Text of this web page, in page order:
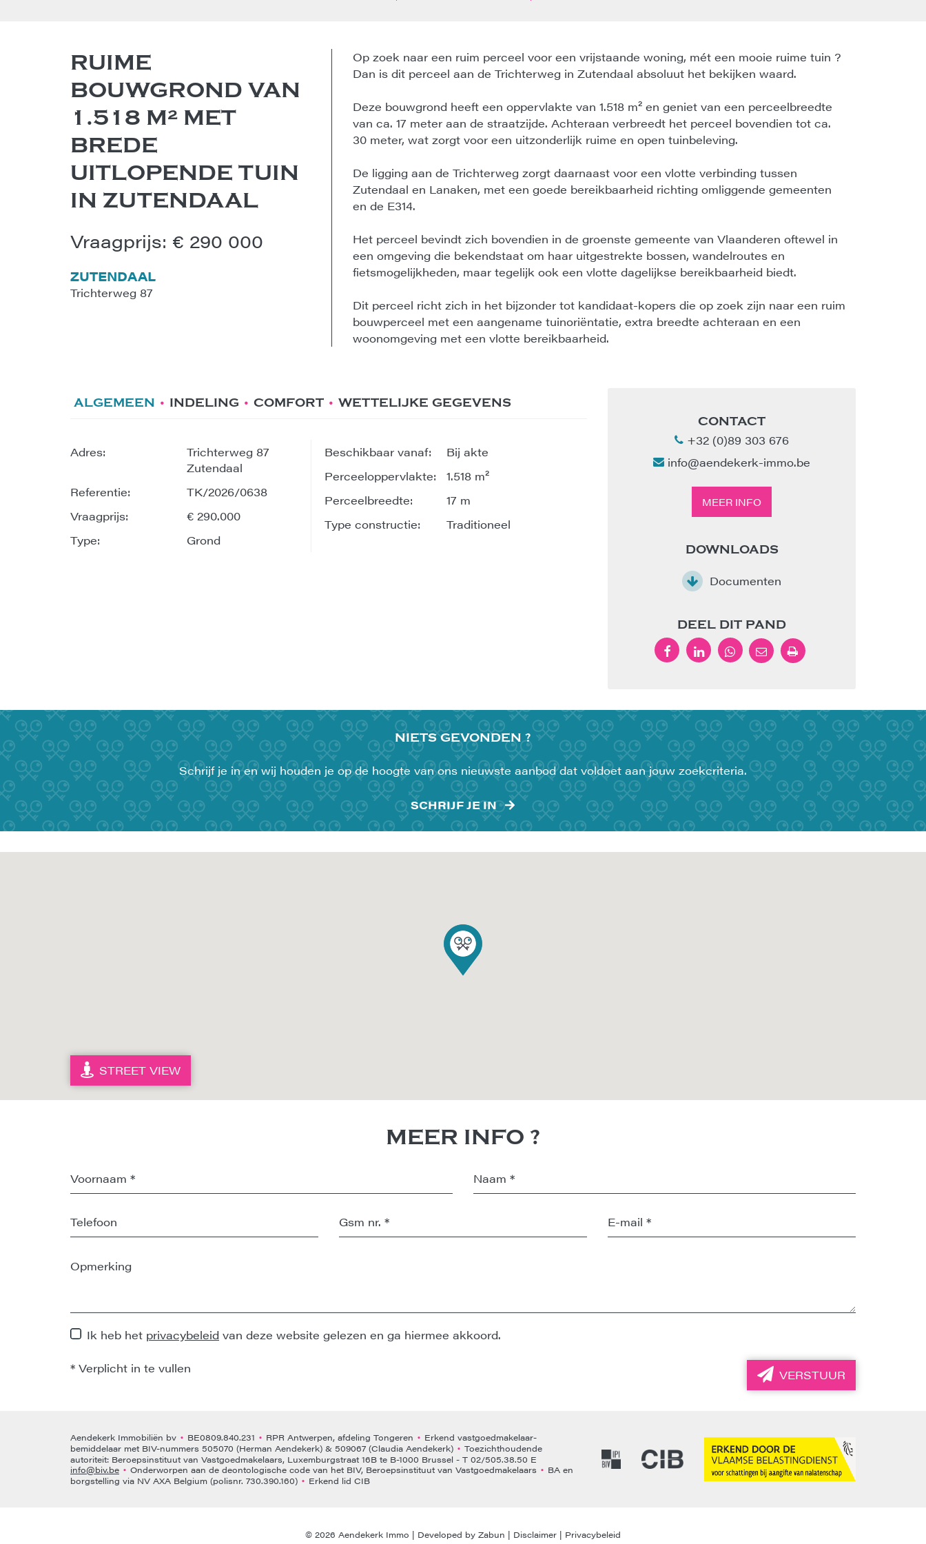
RUIME
BOUWGROND VAN
1.518 M² MET
BREDE
UITLOPENDE TUIN
IN ZUTENDAAL
Vraagprijs: € 290 000
ZUTENDAAL
Trichterweg 87
Op zoek naar een ruim perceel voor een vrijstaande woning, mét een mooie ruime tuin ?
Dan is dit perceel aan de Trichterweg in Zutendaal absoluut het bekijken waard.
Deze bouwgrond heeft een oppervlakte van 1.518 m² en geniet van een perceelbreedte
van ca. 17 meter aan de straatzijde. Achteraan verbreedt het perceel bovendien tot ca.
30 meter, wat zorgt voor een uitzonderlijk ruime en open tuinbeleving.
De ligging aan de Trichterweg zorgt daarnaast voor een vlotte verbinding tussen
Zutendaal en Lanaken, met een goede bereikbaarheid richting omliggende gemeenten
en de E314.
Het perceel bevindt zich bovendien in de groenste gemeente van Vlaanderen oftewel in
een omgeving die bekendstaat om haar uitgestrekte bossen, wandelroutes en
fietsmogelijkheden, maar tegelijk ook een vlotte dagelijkse bereikbaarheid biedt.
Dit perceel richt zich in het bijzonder tot kandidaat-kopers die op zoek zijn naar een ruim
bouwperceel met een aangename tuinoriëntatie, extra breedte achteraan en een
woonomgeving met een vlotte bereikbaarheid.
ALGEMEEN INDELING COMFORT WETTELIJKE GEGEVENS
Adres:
Trichterweg 87
Zutendaal
Referentie:
TK/2026/0638
Vraagprijs:
€ 290.000
Type:
Grond
Beschikbaar vanaf:
Bij akte
Perceeloppervlakte:
1.518 m²
Perceelbreedte:
17 m
Type constructie:
Traditioneel
CONTACT
+32 (0)89 303 676
info@aendekerk-immo.be
MEER INFO
DOWNLOADS
Documenten
DEEL DIT PAND
NIETSGEVONDEN ?
Schrijf je in en wij houden je op de hoogte van ons nieuwste aanbod dat voldoet aan jouw zoekcriteria.
SCHRIJF JE IN
STREET VIEW
MEER INFO ?
Ik heb het privacybeleid van deze website gelezen en ga hiermee akkoord.
* Verplicht in te vullen VERSTUUR
Aendekerk Immobiliën bv • BE0809.840.231 • RPR Antwerpen, afdeling Tongeren • Erkend vastgoedmakelaar-
bemiddelaar met BIV-nummers 505070 (Herman Aendekerk) & 509067 (Claudia Aendekerk) • Toezichthoudende
autoriteit: Beroepsinstituut van Vastgoedmakelaars, Luxemburgstraat 16B te B-1000 Brussel - T 02/505.38.50 E
info@biv.be • Onderworpen aan de deontologische code van het BIV, Beroepsinstituut van Vastgoedmakelaars • BA en
borgstelling via NV AXA Belgium (polisnr. 730.390.160) • Erkend lid CIB
© 2026 Aendekerk Immo | Developed by Zabun | Disclaimer | Privacybeleid